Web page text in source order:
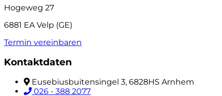
Hogeweg 27
6881 EA Velp (GE)
Termin vereinbaren
Kontaktdaten
Eusebiusbuitensingel 3, 6828HS Arnhem
026 - 388 2077